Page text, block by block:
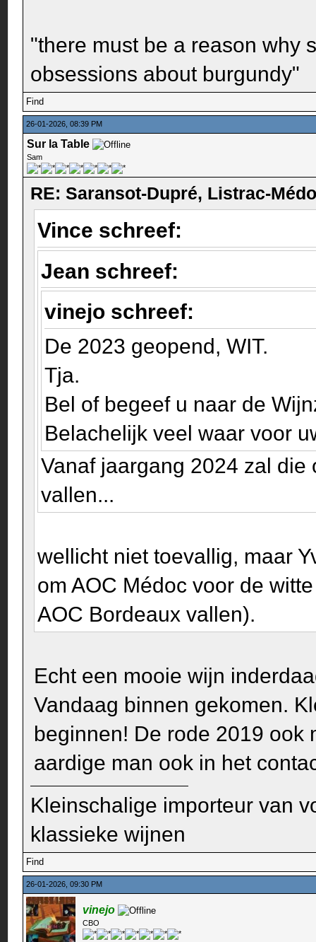
"there must be a reason why
obsessions about burgundy"
Find
26-01-2026, 08:39 PM
Sur la Table
Sam
RE: Saransot-Dupré, Listrac-
Vince schreef:
Jean schreef:
vinejo schreef:
De 2023 geopend, WIT.
Tja.
Bel of begeef u naar de
Belachelijk veel waar voor
Vanaf jaargang 2024 zal
vallen...
wellicht niet toevallig, maar
om AOC Médoc voor de
AOC Bordeaux vallen).
Echt een mooie wijn
Vandaag binnen gekomen.
beginnen! De rode 2019 ook
aardige man ook in het
Kleinschalige importeur van
klassieke wijnen
Find
26-01-2026, 09:30 PM
vinejo
CBO